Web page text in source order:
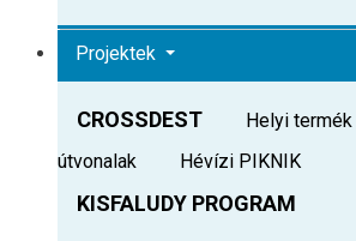
Projektek
CROSSDEST
Helyi
útvonalak
Hévízi PIKNIK
KISFALUDY PROGRAM